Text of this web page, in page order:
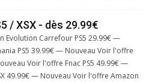
/ XSX - dès 29.99€
Evolution Carrefour PS5 29.99€ —
PS5 39.99€ — Nouveau Voir l'offre
Voir l'offre Fnac PS5 49.99€ —
49.99€ — Nouveau Voir l'offre Amazon